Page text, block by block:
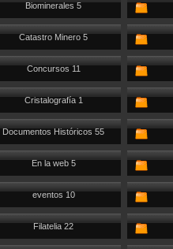
Biominerales 5
Catastro Minero 5
Concursos 11
Cristalografía 1
Documentos Históricos 55
En la web 5
eventos 10
Filatelia 22